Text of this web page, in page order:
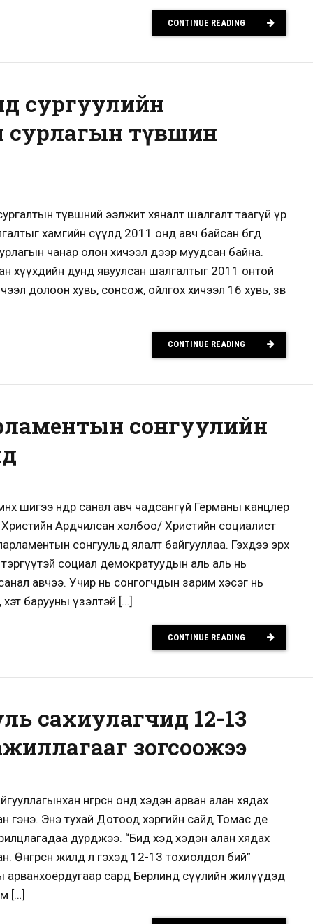
CONTINUE READING
сургуулийн
сурлагын түвшин
түвшний ээлжит хяналт шалгалт таагүй үр
хамгийн сүүлд 2011 онд авч байсан бөгөөд
чанар олон хичээл дээр муудсан байна.
хүүхдийн дунд явуулсан шалгалтыг 2011 онтой
долоон хувь, сонсож, ойлгох хичээл 16 хувь, зөв
CONTINUE READING
сонгуулийн
шигээ өндөр санал авч чадсангүй Германы канцлер
Ардчилсан холбоо/ Христийн социалист
сонгуульд ялалт байгууллаа. Гэхдээ эрх
социал демократуудын аль аль нь
авчээ. Учир нь сонгогчдын зарим хэсэг нь
барууны үзэлтэй […]
CONTINUE READING
сахиулагчид 12-13
зогсоожээ
өнгөрсөн онд хэдэн арван алан хядах
гэнэ. Энэ тухай Дотоод хэргийн сайд Томас де
дурджээ. “Бид хэд хэдэн алан хядах
Өнгөрсөн жилд л гэхэд 12-13 тохиолдол бий”
арванхоёрдугаар сард Берлинд сүүлийн жилүүдэд
[…]